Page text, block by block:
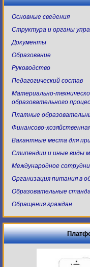
Основные сведения
Структура и органы
Документы
Образование
Руководство
Педагогический состав
Материально-
образовательного
Платные
Финансово-
Вакантные места для
Стипендии и иные виды
Международное
Организация питания в
Образовательные
Обращения граждан